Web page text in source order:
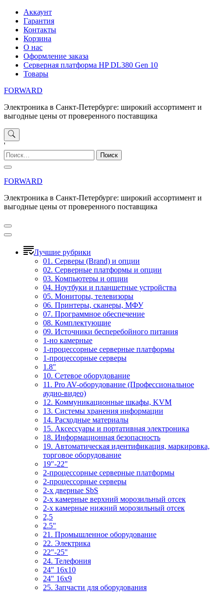
Перейти
содержимому
Аккаунт
Гарантия
Контакты
Корзина
О нас
Оформление заказа
Серверная платформа HP DL380 Gen 10
Товары
FORWARD
Электроника в Санкт-Петербурге: широкий ассортимент и
выгодные цены от проверенного поставщика
'
Найти:
FORWARD
Электроника в Санкт-Петербурге: широкий ассортимент и
выгодные цены от проверенного поставщика
Лучшие рубрики
01. Серверы (Brand) и опции
02. Серверные платформы и опции
03. Компьютеры и опции
04. Ноутбуки и планшетные устройства
05. Мониторы, телевизоры
06. Принтеры, сканеры, МФУ
07. Программное обеспечение
08. Комплектующие
09. Источники бесперебойного питания
1-но камерные
1-процессорные серверные платформы
1-процессорные серверы
1.8"
10. Сетевое оборудование
11. Pro AV-оборудование (Профессиональное
аудио-видео)
12. Коммуникационные шкафы, KVM
13. Системы хранения информации
14. Расходные материалы
15. Аксессуары и портативная электроника
18. Информационная безопасность
19. Автоматическая идентификация, маркировка,
торговое оборудование
19"-22"
2-процессорные серверные платформы
2-процессорные серверы
2-х дверные SbS
2-х камерные верхний морозильный отсек
2-х камерные нижний морозильный отсек
2,5
2.5"
21. Промышленное оборудование
22. Электрика
22"-25"
24. Телефония
24" 16x10
24" 16x9
25. Запчасти для оборудования